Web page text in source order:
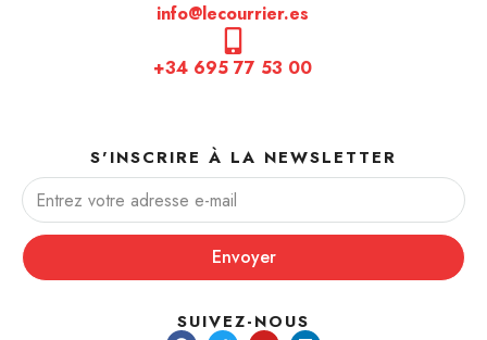
info@lecourrier.es
+34 695 77 53 00
S'INSCRIRE À LA NEWSLETTER
Envoyer
SUIVEZ-NOUS